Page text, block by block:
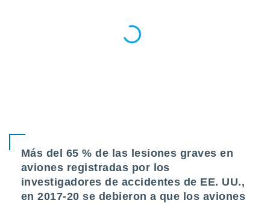
Más del 65 % de las lesiones graves en
aviones registradas por los
investigadores de accidentes de EE. UU.,
en 2017-20 se debieron a que los aviones